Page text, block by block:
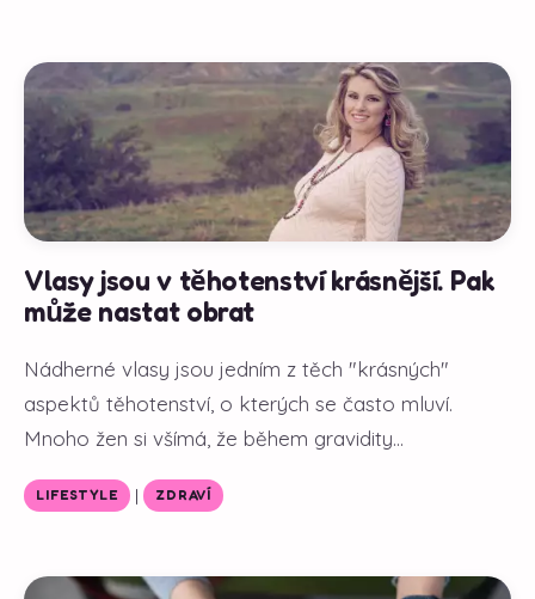
Vlasy jsou v těhotenství krásnější. Pak
může nastat obrat
Nádherné vlasy jsou jedním z těch "krásných"
aspektů těhotenství, o kterých se často mluví.
Mnoho žen si všímá, že během gravidity...
LIFESTYLE | ZDRAVÍ